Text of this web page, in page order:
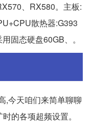
、RX580。主板:
散热器:G393
固态硬盘60GB、。
,今天咱们来简单聊聊
的各项超频设置。